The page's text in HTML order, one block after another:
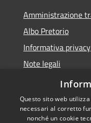
Amministrazione
Albo Pretorio
Informativa privacy
Note legali
Dichiarazione di
Questo sito web
necessari al corretto
nonché un cookie